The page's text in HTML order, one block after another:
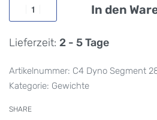
In den
Lieferzeit: 2 - 5 Tage
C4 Dyno Segment
Kategorie: Gewichte
SHARE